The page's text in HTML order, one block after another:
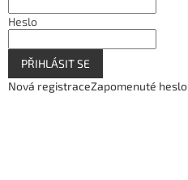
Heslo
PŘIHLÁSIT SE
Nová registraceZapomenuté heslo